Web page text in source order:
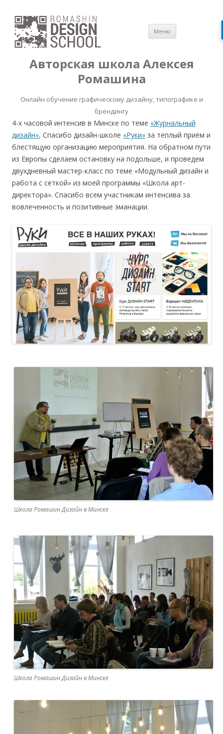
Авторская школа Алексея
Ромашина
Онлайн обучение графическому дизайну, типографике и
брендингу
Меню
содержимому
4-х часовой интенсив в Минске по теме «Журнальный
дизайн», Спасибо дизайн-школе «Руки» за теплый приём и
блестящую организацию мероприятия. На обратном пути
из Европы сделаем остановку на подольше, и проведем
двухдневный мастер-класс по теме «Модульный дизайн и
работа с сеткой» из моей программы «Школа арт-
директора». Спасибо всем участникам интенсива за
вовлеченность и позитивные эманации.
Школа Ромашин Дизайн в Минске
Школа Ромашин Дизайн в Минске